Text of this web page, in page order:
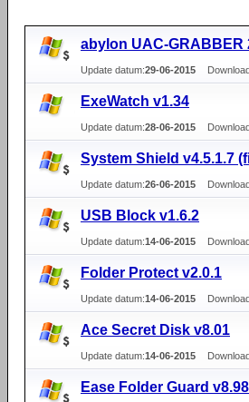
abylon UAC-GRABBER
Update datum:29-06-2015
ExeWatch v1.34
Update datum:28-06-2015
System Shield v4.5.1.7
Update datum:26-06-2015
USB Block v1.6.2
Update datum:14-06-2015
Folder Protect v2.0.1
Update datum:14-06-2015
Ace Secret Disk v8.01
Update datum:14-06-2015
Ease Folder Guard v8.98